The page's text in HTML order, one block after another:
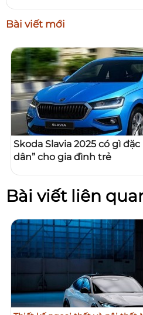
Bài viết mới
Skoda Slavia 2025 có gì
dân” cho gia đình trẻ
Bài viết liên